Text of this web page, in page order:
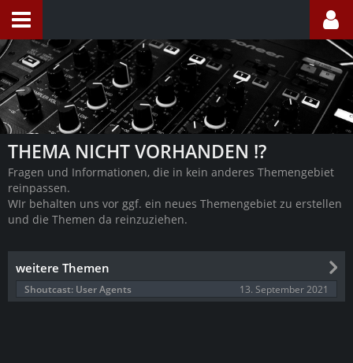
THEMA NICHT VORHANDEN !?
Fragen und Informationen, die in kein anderes Themengebiet
reinpassen.
WIr behalten uns vor ggf. ein neues Themengebiet zu erstellen
und die Themen da reinzuziehen.
weitere Themen
Shoutcast: User Agents 13. September 2021